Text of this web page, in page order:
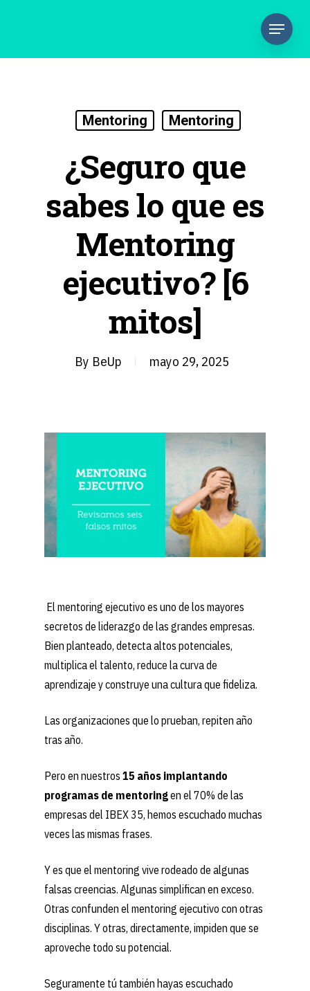
Mentoring Mentoring
¿Seguro que
sabes lo que es
Mentoring
ejecutivo? [6
mitos]
By BeUp mayo 29, 2025
El mentoring ejecutivo es uno de los mayores
secretos de liderazgo de las grandes empresas.
Bien planteado, detecta altos potenciales,
multiplica el talento, reduce la curva de
aprendizaje y construye una cultura que fideliza.
Las organizaciones que lo prueban, repiten año
tras año.
Pero en nuestros 15 años implantando
programas de mentoringen el 70% de las
empresas del IBEX 35, hemos escuchado muchas
veces las mismas frases.
Y es que el mentoring vive rodeado de algunas
falsas creencias. Algunas simplifican en exceso.
Otras confunden el mentoring ejecutivo con otras
disciplinas. Y otras, directamente, impiden que se
aproveche todo su potencial.
Seguramente tú también hayas escuchado